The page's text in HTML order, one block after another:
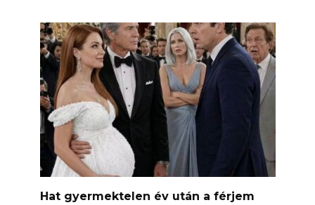
Hat gyermektelen év után a férjem